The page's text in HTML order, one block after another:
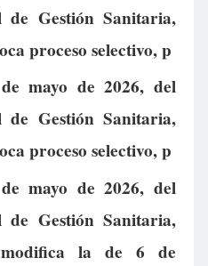
de Gestión Sanitaria,
proceso selectivo, p
mayo de 2026, del
de Gestión Sanitaria,
proceso selectivo, p
mayo de 2026, del
de Gestión Sanitaria,
la de 6 de